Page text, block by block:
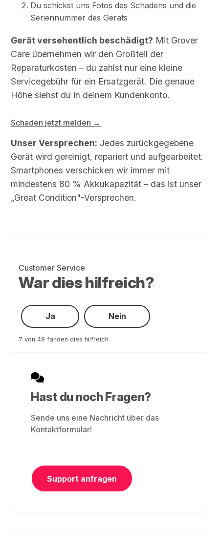
Du schickst uns Fotos des Schadens und die
Seriennummer des Geräts
Gerät versehentlich beschädigt? Mit Grover
Care übernehmen wir den Großteil der
Reparaturkosten – du zahlst nur eine kleine
Servicegebühr für ein Ersatzgerät. Die genaue
Höhe siehst du in deinem Kundenkonto.
Schaden jetzt melden →
Unser Versprechen: Jedes zurückgegebene
Gerät wird gereinigt, repariert und aufgearbeitet.
Smartphones verschicken wir immer mit
mindestens 80 % Akkukapazität – das ist unser
„Great Condition"-Versprechen.
Customer Service
War dies hilfreich?
Ja Nein
7 von 49 fanden dies hilfreich
Hast du noch Fragen?
Sende uns eine Nachricht über das
Kontaktformular!
Support anfragen